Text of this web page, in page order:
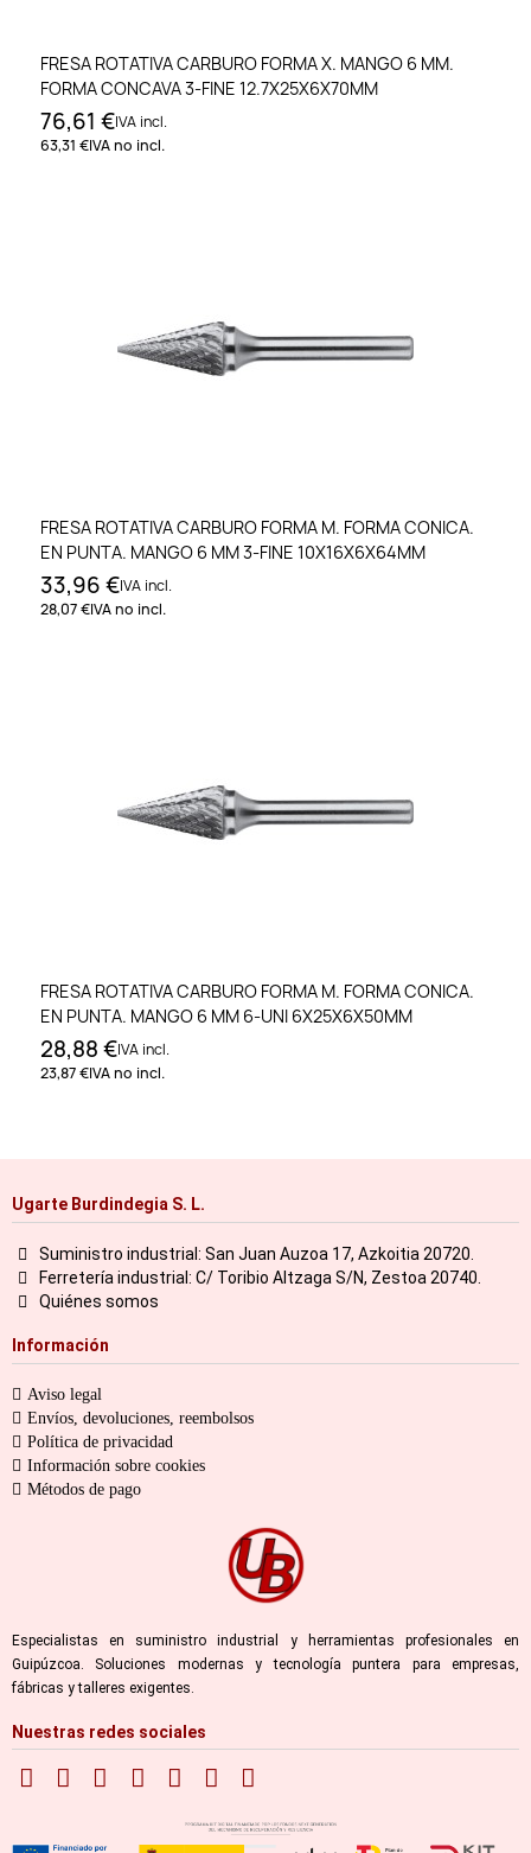
FRESA ROTATIVA CARBURO FORMA X. MANGO 6 MM.
FORMA CONCAVA 3-FINE 12.7X25X6X70MM
76,61 €IVA incl.
63,31 €IVA no incl.
FRESA ROTATIVA CARBURO FORMA M. FORMA CONICA.
EN PUNTA. MANGO 6 MM 3-FINE 10X16X6X64MM
33,96 €IVA incl.
28,07 €IVA no incl.
FRESA ROTATIVA CARBURO FORMA M. FORMA CONICA.
EN PUNTA. MANGO 6 MM 6-UNI 6X25X6X50MM
28,88 €IVA incl.
23,87 €IVA no incl.
Ugarte Burdindegia S. L.
Suministro industrial: San Juan Auzoa 17, Azkoitia 20720.
Ferretería industrial: C/ Toribio Altzaga S/N, Zestoa 20740.
Quiénes somos
Información
Aviso legal
Envíos, devoluciones, reembolsos
Política de privacidad
Información sobre cookies
Métodos de pago
Especialistas en suministro industrial y herramientas profesionales en
Guipúzcoa. Soluciones modernas y tecnología puntera para empresas,
fábricas y talleres exigentes.
Nuestras redes sociales